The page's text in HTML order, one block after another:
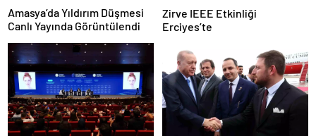
Amasya’da Yıldırım Düşmesi
Canlı Yayında Görüntülendi
Zirve IEEE Etkinliği
Erciyes’te